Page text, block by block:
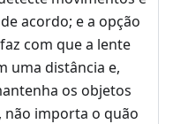
acordo; e a opção
faz com que a lente
uma distância e,
os objetos
não importa o quão